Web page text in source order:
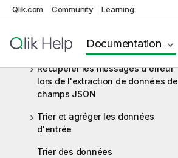
Qlik.com Community Learning
Documentation
Regrouper des lignes triées
identiques
Récupérer les messages d'erreur
lors de l'extraction de données de
champs JSON
Trier et agréger les données
d'entrée
Trier des données